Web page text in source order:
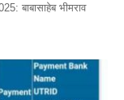
बाबासाहेब भीमराव